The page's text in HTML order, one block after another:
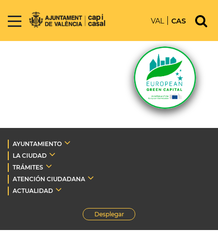
VAL CAS
AYUNTAMIENTO
LA CIUDAD
TRÁMITES
ATENCIÓN CIUDADANA
ACTUALIDAD
Desplegar